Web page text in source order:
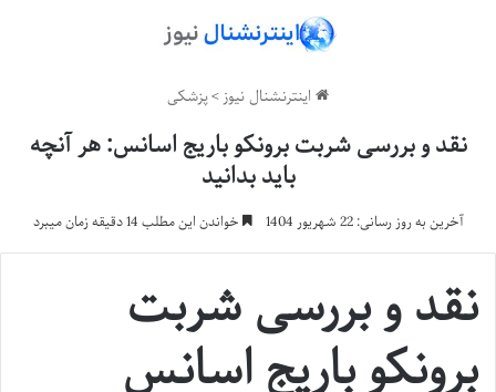
اینترنشنال نیوز>پزشکی
نقد و بررسی شربت برونکو باریج اسانس: هر آنچه
باید بدانید
آخرین به روز رسانی: 22 شهریور 1404 خواندن این مطلب 14 دقیقه زمان میبرد
نقد و بررسی شربت
برونکو باریج اسانس